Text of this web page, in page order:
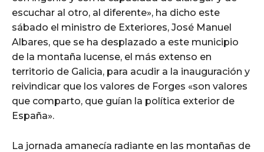
escuchar al otro, al diferente», ha dicho este
sábado el ministro de Exteriores, José Manuel
Albares, que se ha desplazado a este municipio
de la montaña lucense, el más extenso en
territorio de Galicia, para acudir a la inauguración y
reivindicar que los valores de Forges «son valores
que comparto, que guían la política exterior de
España».
La jornada amanecía radiante en las montañas de